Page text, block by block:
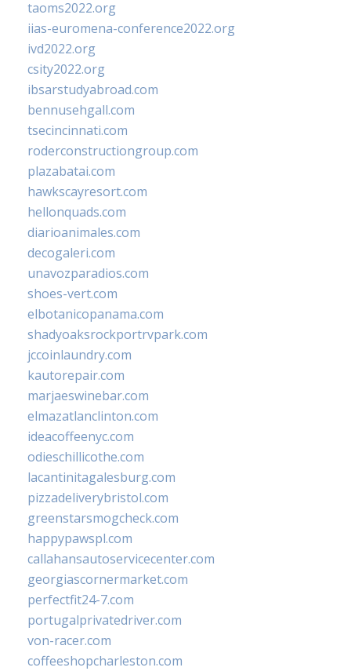
taoms2022.org
iias-euromena-conference2022.org
ivd2022.org
csity2022.org
ibsarstudyabroad.com
bennusehgall.com
tsecincinnati.com
roderconstructiongroup.com
plazabatai.com
hawkscayresort.com
hellonquads.com
diarioanimales.com
decogaleri.com
unavozparadios.com
shoes-vert.com
elbotanicopanama.com
shadyoaksrockportrvpark.com
jccoinlaundry.com
kautorepair.com
marjaeswinebar.com
elmazatlanclinton.com
ideacoffeenyc.com
odieschillicothe.com
lacantinitagalesburg.com
pizzadeliverybristol.com
greenstarsmogcheck.com
happypawspl.com
callahansautoservicecenter.com
georgiascornermarket.com
perfectfit24-7.com
portugalprivatedriver.com
von-racer.com
coffeeshopcharleston.com